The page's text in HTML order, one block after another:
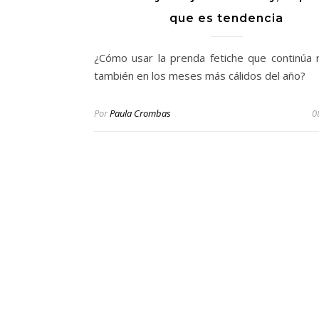
que es tendencia
¿Cómo usar la prenda fetiche que continúa
también en los meses más cálidos del año?
PorPaula Crombas